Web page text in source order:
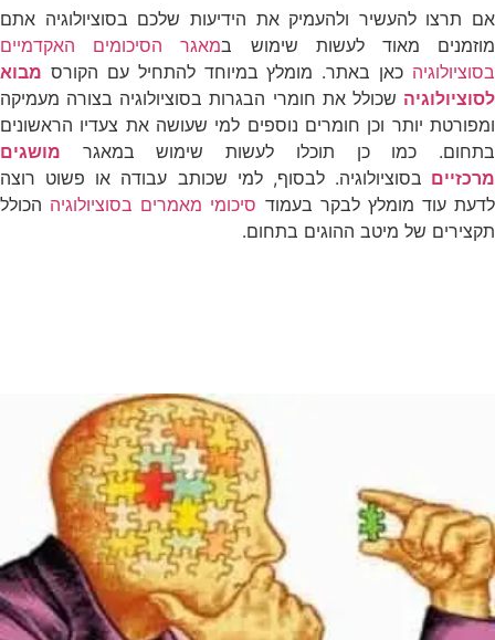
אם תרצו להעשיר ולהעמיק את הידיעות שלכם בסוציולוגיה אתם
מוזמנים מאוד לעשות שימוש במאגר הסיכומים האקדמיים
בסוציולוגיה כאן באתר. מומלץ במיוחד להתחיל עם הקורס מבוא
לסוציולוגיה שכולל את חומרי הבגרות בסוציולוגיה בצורה מעמיקה
ומפורטת יותר וכן חומרים נוספים למי שעושה את צעדיו הראשונים
בתחום. כמו כן תוכלו לעשות שימוש במאגר מושגים
מרכזיים בסוציולוגיה. לבסוף, למי שכותב עבודה או פשוט רוצה
לדעת עוד מומלץ לבקר בעמוד סיכומי מאמרים בסוציולוגיה הכולל
תקצירים של מיטב ההוגים בתחום.